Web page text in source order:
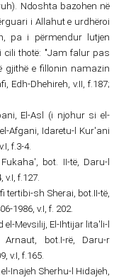
Ndoshta bazohen në
i Allahut e urdhëroi
pa i përmendur lutjen
cili thotë: "Jam falur pas
gjithë e fillonin namazin
Edh-Dhehireh, v.II, f.187;
El-Asl (i njohur si el-
Afgani, Idaretu-l Kur'ani
f.3-4.
bot. II-të, Daru-l
f.127.
sh Sherai, bot.II-të,
1986, v.I, f. 202.
Mevsilij, El-Ihtijar lita'li-l
bot.I-rë, Daru-r
v.I, f.165.
Inajeh Sherhu-l Hidajeh,